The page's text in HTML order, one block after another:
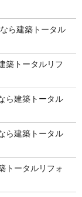
ら建築トータル
築トータルリフ
ら建築トータル
ら建築トータル
トータルリフォ